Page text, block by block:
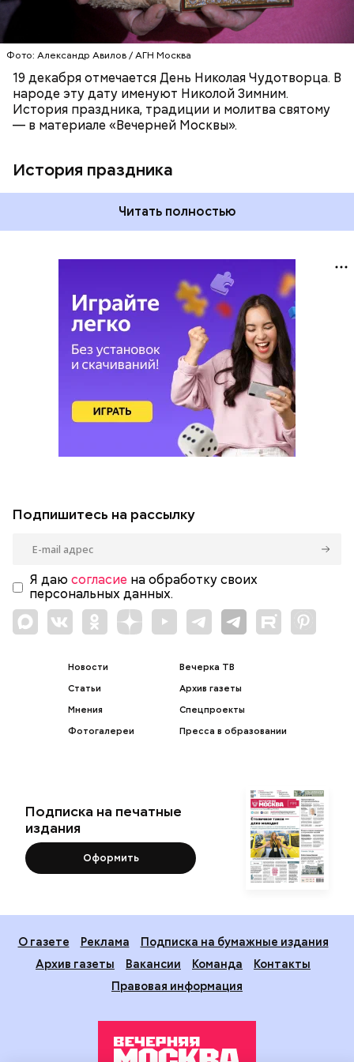
Фото: Александр Авилов / АГН Москва
19 декабря отмечается День Николая Чудотворца. В
народе эту дату именуют Николой Зимним.
История праздника, традиции и молитва святому
— в материале «Вечерней Москвы».
История праздника
Читать полностью
Подпишитесь на рассылку
Я даю согласие на обработку своих
персональных данных.
Новости
Статьи
Мнения
Фотогалереи
Вечерка ТВ
Архив газеты
Спецпроекты
Пресса в образовании
Подписка на печатные
издания
Оформить
О газете Реклама
Подписка на бумажные издания
Архив газеты
Вакансии Команда
Контакты
Правовая информация